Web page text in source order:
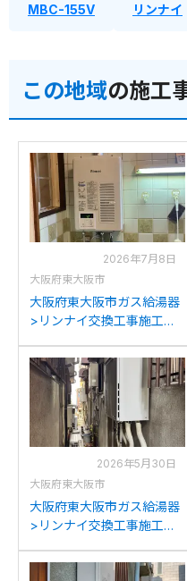
MBC-155V リンナイ
この地域の施工
2026年7月8日
大阪府東大阪市
大阪府東大阪市ガス給湯器
>リンナイ交換工事施工事
リンナイRUX-
V1015SWFA(B)への交換
2026年5月30日
大阪府東大阪市
大阪府東大阪市ガス給湯器
>リンナイ交換工事施工事
A1610SAWからリンナイ